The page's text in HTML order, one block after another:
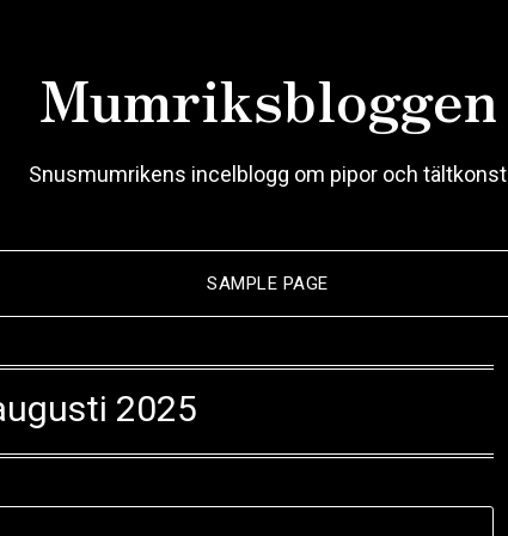
Mumriksbloggen
Snusmumrikens incelblogg om pipor och tältkonst
SAMPLE PAGE
2025